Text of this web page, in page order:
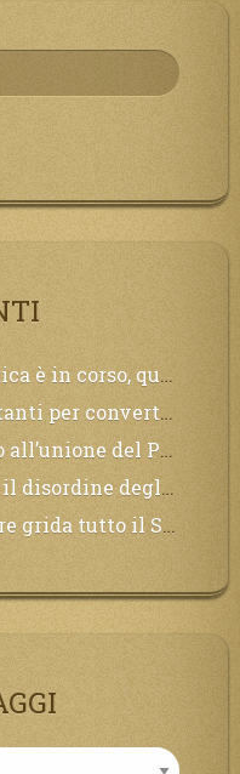
tarderà ad arrivare e tutta la Terra sarà oscurata.
e per chi non si sarà preparato saranno dolori.
avete che da attendere pochissimo.
sarà troppo tardi, il tradimento è stato grande!
Sé i lontani, affinché si pentano e tornino a Lui: